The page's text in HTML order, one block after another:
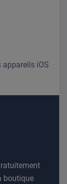
appareils iOS
boutique